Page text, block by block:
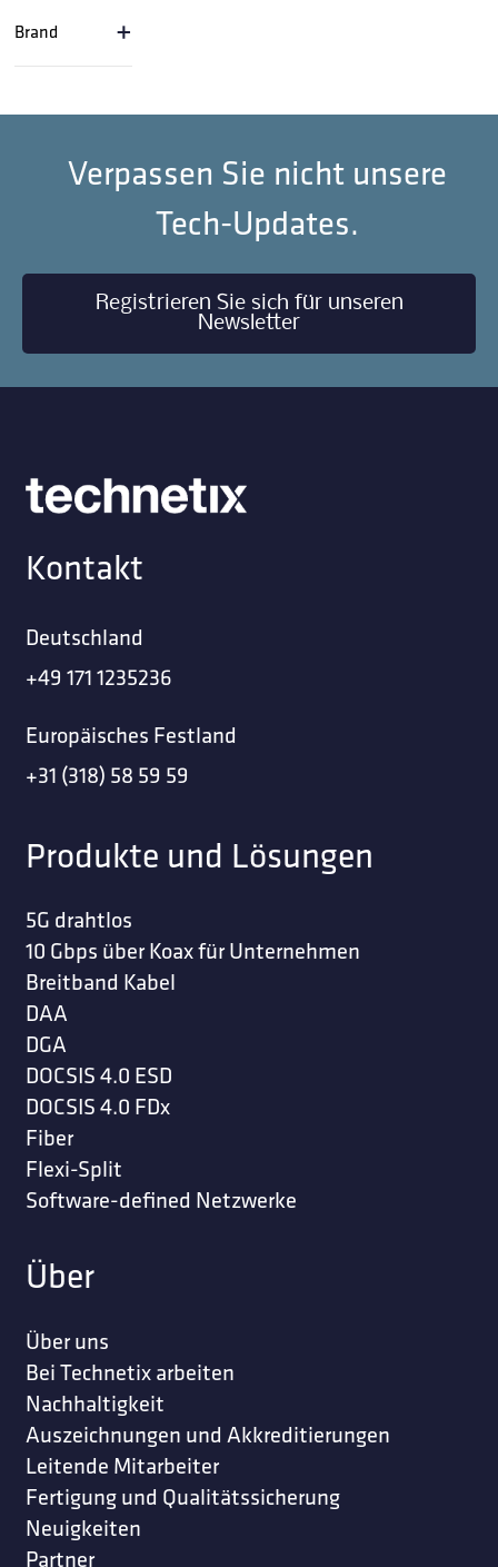
Brand +
Verpassen Sie nicht unsere
Tech-Updates.
Registrieren Sie sich für unseren
Newsletter
Kontakt
Deutschland
+49 171 1235236
Europäisches Festland
+31 (318) 58 59 59
Produkte und Lösungen
5G drahtlos
10 Gbps über Koax für Unternehmen
Breitband Kabel
DAA
DGA
DOCSIS 4.0 ESD
DOCSIS 4.0 FDx
Fiber
Flexi-Split
Software-defined Netzwerke
Über
Über uns
Bei Technetix arbeiten
Nachhaltigkeit
Auszeichnungen und Akkreditierungen
Leitende Mitarbeiter
Fertigung und Qualitätssicherung
Neuigkeiten
Partner